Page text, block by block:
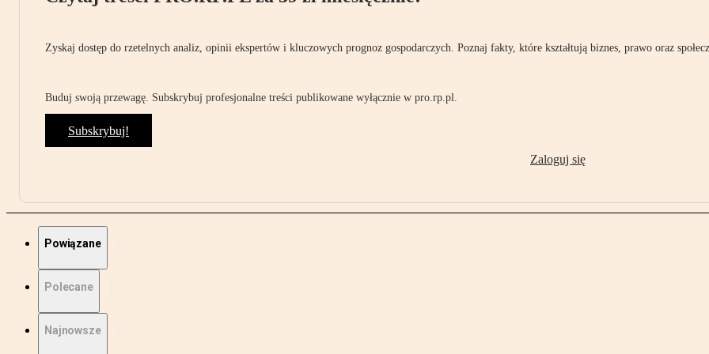
Zyskaj dostęp do rzetelnych analiz, opinii ekspertów i kluczowych prognoz gospodarczych. Poznaj fakty, które kształtują biznes, prawo oraz
Buduj swoją przewagę. Subskrybuj profesjonalne treści publikowane wyłącznie w pro.rp.pl.
Subskrybuj!
Zaloguj się
Powiązane
Polecane
Najnowsze